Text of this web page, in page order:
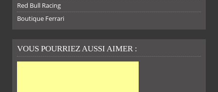
Red Bull Racing
Boutique Ferrari
VOUS POURRIEZ AUSSI AIMER :